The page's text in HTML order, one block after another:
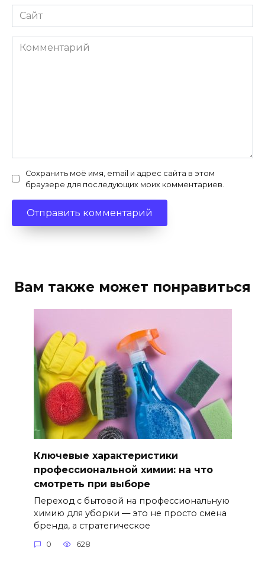
Сайт
Комментарий
Сохранить моё имя, email и адрес сайта в этом
браузере для последующих моих комментариев.
Вам также может понравиться
Ключевые характеристики
профессиональной химии: на что
смотреть при выборе
Переход с бытовой на профессиональную
химию для уборки — это не просто смена
бренда, а стратегическое
0 628